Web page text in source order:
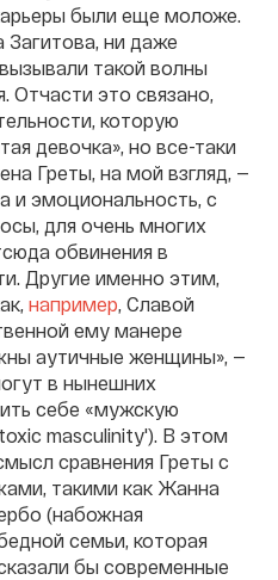
были еще моложе.
ни даже
такой волны
Отчасти это связано,
которую
девочка», но все-таки
Греты, на мой взгляд, —
и эмоциональность, с
для очень многих
обвинения в
Другие именно этим,
например, Славой
ему манере
аутичные женщины», —
в нынешних
себе «мужскую
masculinity'). В этом
сравнения Греты с
такими как Жанна
(набожная
семьи, которая
бы современные